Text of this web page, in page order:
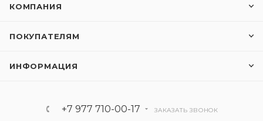
КОМПАНИЯ
ПОКУПАТЕЛЯМ
ИНФОРМАЦИЯ
+7 977 710-00-17 ЗАКАЗАТЬ ЗВОНОК